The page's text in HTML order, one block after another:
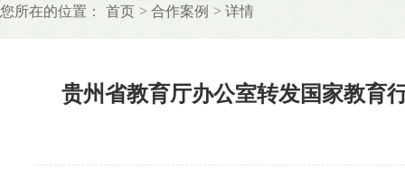
您所在的位置： 首页 合作案例 详情
贵州省教育厅办公室转发国家教育